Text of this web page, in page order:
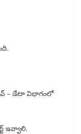
– డేటా విభాగంలో
ఇవ్వాలి.